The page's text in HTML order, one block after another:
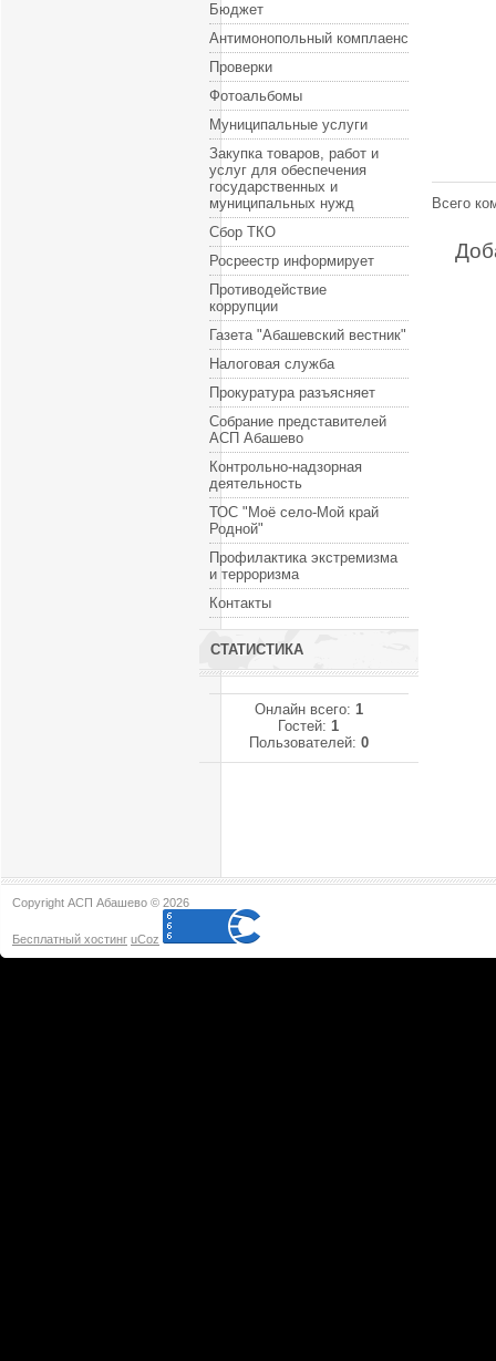
Бюджет
Антимонопольный комплаенс
Проверки
Фотоальбомы
Муниципальные услуги
Закупка товаров, работ и
услуг для обеспечения
государственных и
муниципальных нужд
Сбор ТКО
Росреестр информирует
Противодействие
коррупции
Газета "Абашевский вестник"
Налоговая служба
Прокуратура разъясняет
Собрание представителей
АСП Абашево
Контрольно-надзорная
деятельность
ТОС "Моё село-Мой край
Родной"
Профилактика экстремизма
и терроризма
Контакты
СТАТИСТИКА
Онлайн всего: 1
Гостей:1
Пользователей: 0
Всего
Copyright АСП Абашево © 2026
Бесплатный хостинг uCoz